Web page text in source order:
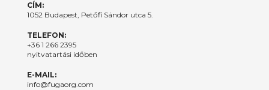
CÍM:
1052 Budapest, Petőfi Sándor utca 5.
TELEFON:
+36 1 266 2395
nyitvatartási időben
E-MAIL:
info@fugaorg.com